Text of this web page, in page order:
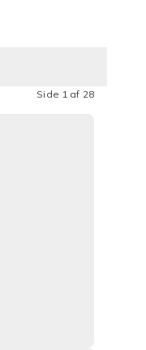
Side 1 af 28